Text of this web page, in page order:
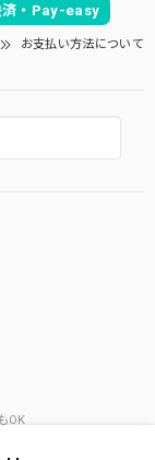
済・Pay-easy
お支払い方法について
OK